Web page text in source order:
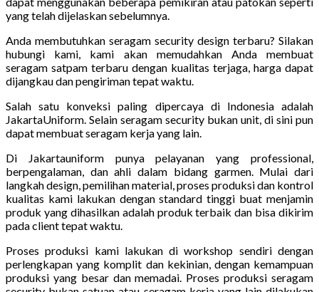
yang telah dijelaskan sebelumnya.
Anda membutuhkan seragam security design terbaru? Silakan
hubungi kami, kami akan memudahkan Anda membuat
seragam satpam terbaru dengan kualitas terjaga, harga dapat
dijangkau dan pengiriman tepat waktu.
Salah satu konveksi paling dipercaya di Indonesia adalah
JakartaUniform. Selain seragam security bukan unit, di sini pun
dapat membuat seragam kerja yang lain.
Di Jakartauniform punya pelayanan yang professional,
berpengalaman, dan ahli dalam bidang garmen. Mulai dari
langkah design, pemilihan material, proses produksi dan kontrol
kualitas kami lakukan dengan standard tinggi buat menjamin
produk yang dihasilkan adalah produk terbaik dan bisa dikirim
pada client tepat waktu.
Proses produksi kami lakukan di workshop sendiri dengan
perlengkapan yang komplit dan kekinian, dengan kemampuan
produksi yang besar dan memadai. Proses produksi seragam